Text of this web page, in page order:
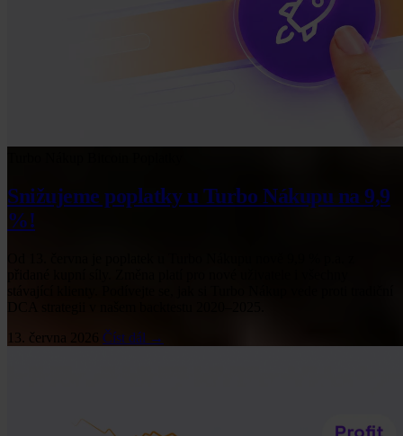
Snižujeme poplatky u Turbo Nákupu na 9,9
%!
13. června 2026 Číst dál →